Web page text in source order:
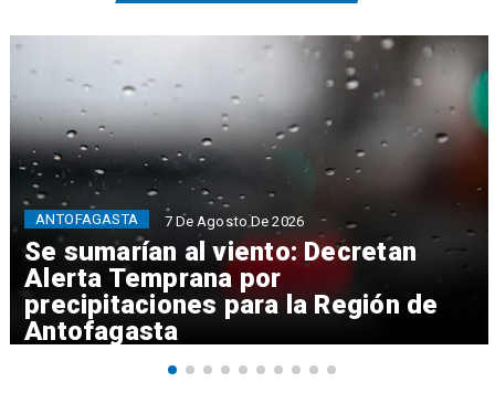
Se sumarían al viento: Decretan
Alerta Temprana por
precipitaciones para la Región de
Antofagasta
ANTOFAGASTA 7 De Agosto De 2026